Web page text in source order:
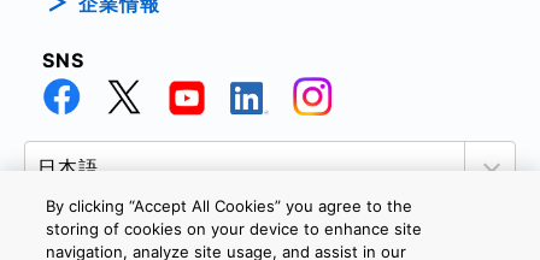
SNS
By clicking “Accept All Cookies” you agree to the
storing of cookies on your device to enhance site
navigation, analyze site usage, and assist in our